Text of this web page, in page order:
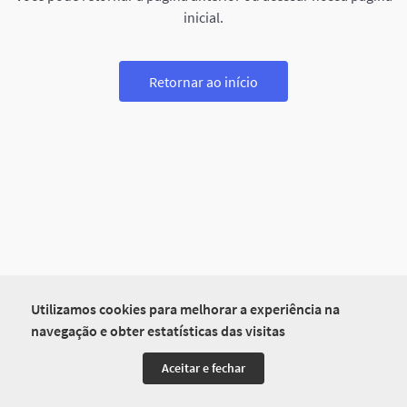
Utilizamos cookies para melhorar a experiência na
navegação e obter estatísticas das visitas
Aceitar e fechar
inicial.
Retornar ao início